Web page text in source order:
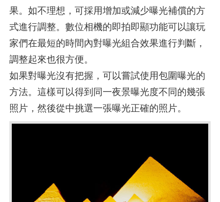
果。如不理想，可採用增加或減少曝光補償的方
式進行調整。數位相機的即拍即顯功能可以讓玩
家們在最短的時間內對曝光組合效果進行判斷，
調整起來也很方便。
如果對曝光沒有把握，可以嘗試使用包圍曝光的
方法。這樣可以得到同一夜景曝光度不同的幾張
照片，然後從中挑選一張曝光正確的照片。